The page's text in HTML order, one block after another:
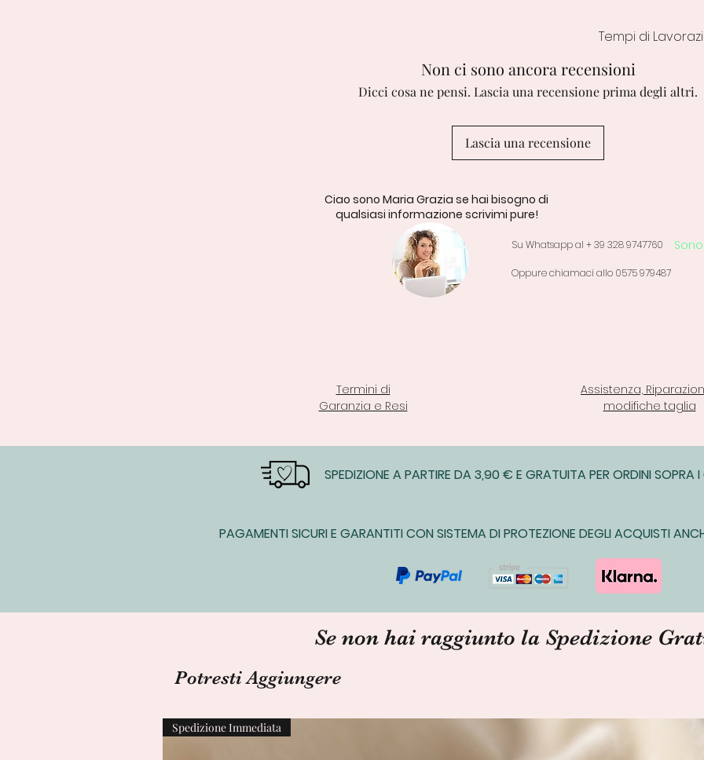
Tempi di
Tempo di
7/10 Giorni lavorativi
Non ci sono ancora recensioni
Dicci cosa ne pensi. Lascia una recensione prima degli altri.
Lascia una recensione
Ciao sono Maria Grazia se hai bisogno di
qualsiasi informazione scrivimi pure!
Su Whatsapp al + 39 328 9747760
Oppure chiamaci allo 0575 979487
Termini di
Garanzia e Resi
Assistenza,
modifiche taglia
SPEDIZIONE A PARTIRE DA 3,90 € E GRATUITA PER ORDINI SOPRA
PAGAMENTI SICURI E GARANTITI CON SISTEMA DI PROTEZIONE DEGLI ACQUISTI
Se non hai raggiunto la Spedizione
Potresti Aggiungere
Spedizione Immediata